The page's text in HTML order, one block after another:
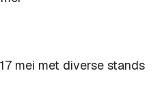
mei met diverse stands